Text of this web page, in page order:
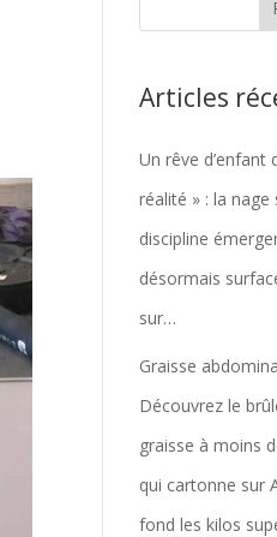
Articles
Un rêve d’enfant
réalité » : la nage
discipline
désormais
sur…
Graisse
Découvrez le
graisse à moins
qui cartonne sur
fond les kilos